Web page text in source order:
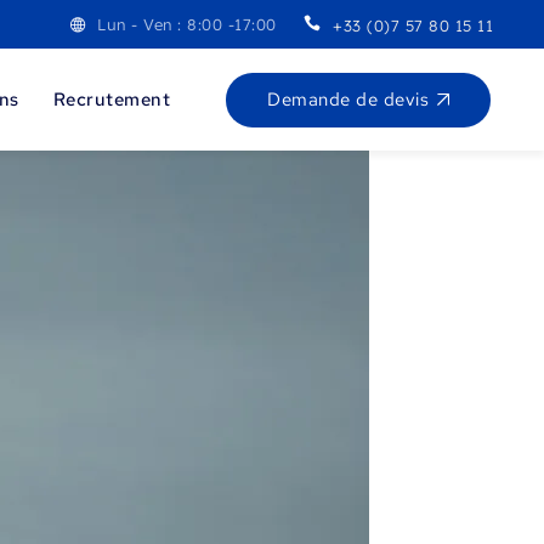
Lun - Ven : 8:00 -17:00 +33 (0)7 57 80 15 11
Recrutement Demande de devis